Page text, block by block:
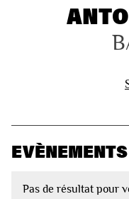
Pas de résultat pour